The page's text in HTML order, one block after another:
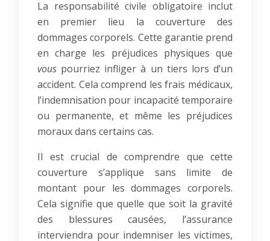
La responsabilité civile obligatoire inclut
en premier lieu la couverture des
dommages corporels. Cette garantie prend
en charge les préjudices physiques que
vous pourriez infliger à un tiers lors d’un
accident. Cela comprend les frais médicaux,
l’indemnisation pour incapacité temporaire
ou permanente, et même les préjudices
moraux dans certains cas.
Il est crucial de comprendre que cette
couverture s’applique sans limite de
montant pour les dommages corporels.
Cela signifie que quelle que soit la gravité
des blessures causées, l’assurance
interviendra pour indemniser les victimes,